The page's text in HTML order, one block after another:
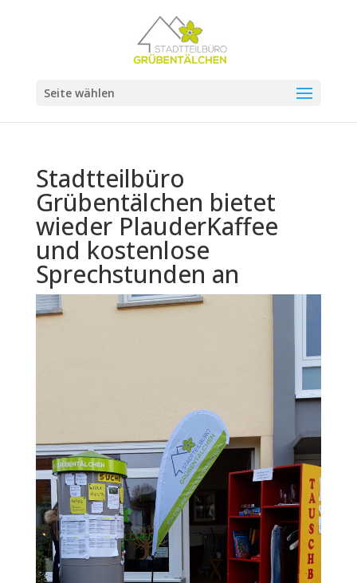
Seite wählen
Stadtteilbüro
Grübentälchen bietet
wieder PlauderKaffee
und kostenlose
Sprechstunden an